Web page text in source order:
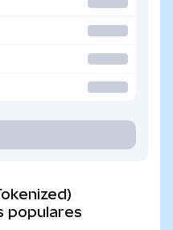
populares